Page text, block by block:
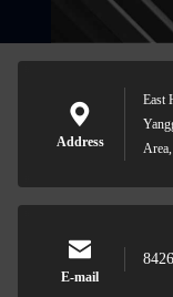
Address
East
E-mail